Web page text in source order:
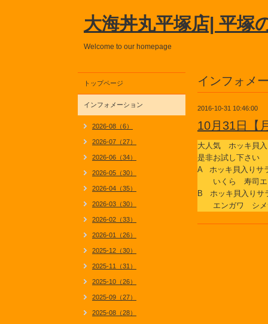
大海丼丸平塚店| 平塚
Welcome to our homepage
インフォメ
2016-10-31 10:46:00
10月31日【
大人気 ホッキ貝入
是非お試し下さい
A ホッキ貝入りサ
いくら 寿司エ
B ホッキ貝入り
エンガワ シメ
トップページ
インフォメーション
2026-08（6）
2026-07（27）
2026-06（34）
2026-05（30）
2026-04（35）
2026-03（30）
2026-02（33）
2026-01（26）
2025-12（30）
2025-11（31）
2025-10（26）
2025-09（27）
2025-08（28）